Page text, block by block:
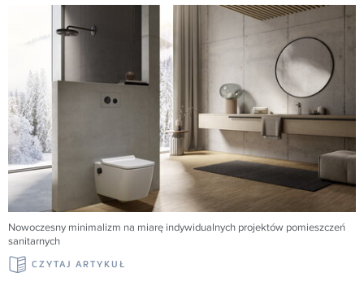
Nowoczesny minimalizm na miarę indywidualnych projektów pomieszczeń
sanitarnych
CZYTAJ ARTYKUŁ